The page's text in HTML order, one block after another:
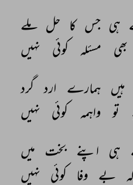
ہی جس کا حل ملے
بھی مسئلہ کوئی
نہیں
ہیں ہمارے ارد گرد
تو واہمہ کوئی
نہیں
ہی اپنے بخت میں
بے وفا کوئی نہیں